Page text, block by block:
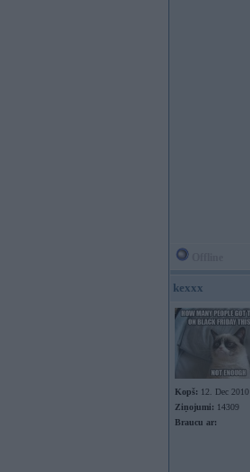
kexxx
Kopš: 12. Dec 2010
Ziņojumi: 14309
Braucu ar: